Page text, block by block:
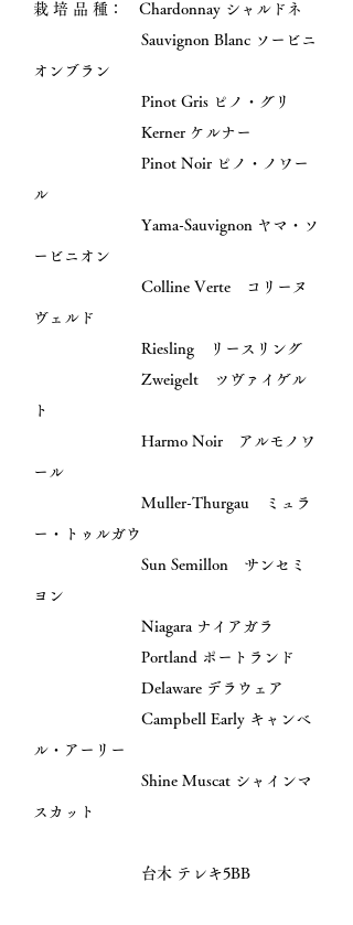
栽 培 品 種： Chardonnay シャルドネ
Sauvignon Blanc ソービニ
オンブラン
Pinot Gris ピノ・グリ
Kerner ケルナー
Pinot Noir ピノ・ノワー
ル
Yama-Sauvignon ヤマ・ソ
ービニオン
Colline Verte コリーヌ
ヴェルド
Riesling リースリング
Zweigelt ツヴァイゲル
ト
Harmo Noir アルモノワ
ール
Muller-Thurgau ミュラ
ー・トゥルガウ
Sun Semillon サンセミ
ヨン
Niagara ナイアガラ
Portland ポートランド
Delaware デラウェア
Campbell Early キャンベ
ル・アーリー
Shine Muscat シャインマ
スカット
台木 テレキ5BB